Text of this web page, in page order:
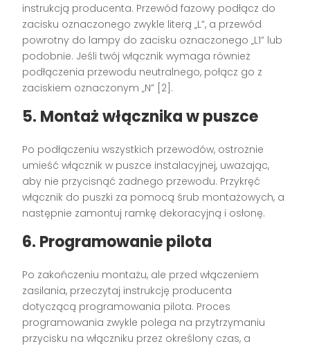
instrukcją producenta. Przewód fazowy podłącz do
zacisku oznaczonego zwykle literą „L”, a przewód
powrotny do lampy do zacisku oznaczonego „L1” lub
podobnie. Jeśli twój włącznik wymaga również
podłączenia przewodu neutralnego, połącz go z
zaciskiem oznaczonym „N” [2].
5. Montaż włącznika w puszce
Po podłączeniu wszystkich przewodów, ostrożnie
umieść włącznik w puszce instalacyjnej, uważając,
aby nie przycisnąć żadnego przewodu. Przykręć
włącznik do puszki za pomocą śrub montażowych, a
następnie zamontuj ramkę dekoracyjną i osłonę.
6. Programowanie pilota
Po zakończeniu montażu, ale przed włączeniem
zasilania, przeczytaj instrukcję producenta
dotyczącą programowania pilota. Proces
programowania zwykle polega na przytrzymaniu
przycisku na włączniku przez określony czas, a